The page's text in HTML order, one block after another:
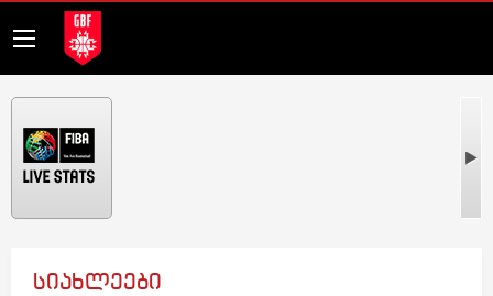
სიახლეები